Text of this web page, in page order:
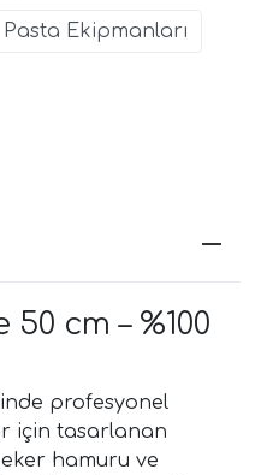
Pasta Ekipmanları
cm – %100
profesyonel
için tasarlanan
hamuru ve